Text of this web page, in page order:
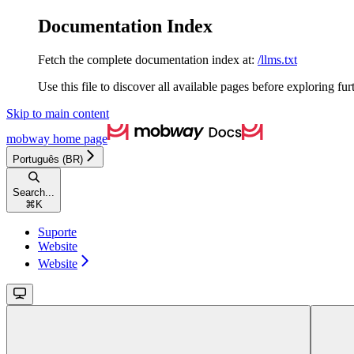
Documentation Index
Fetch the complete documentation index at: /llms.txt
Use this file to discover all available pages before exploring
Skip to main content
mobway home page
Português (BR)
Search...
⌘ K
Suporte
Website
Website